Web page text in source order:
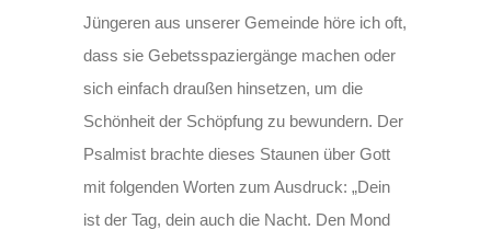
Jüngeren aus unserer Gemeinde höre ich oft,
dass sie Gebetsspaziergänge machen oder
sich einfach draußen hinsetzen, um die
Schönheit der Schöpfung zu bewundern. Der
Psalmist brachte dieses Staunen über Gott
mit folgenden Worten zum Ausdruck: „Dein
ist der Tag, dein auch die Nacht. Den Mond